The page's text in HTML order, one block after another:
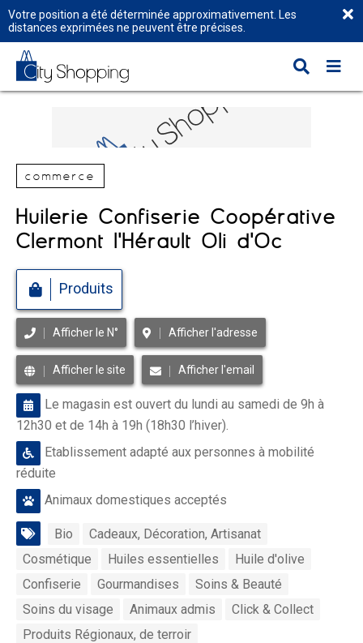
Votre position a été déterminée approximativement. Les
distances exprimées ne peuvent être précises.
commerce
Huilerie Confiserie Coopérative
Clermont l'Hérault Oli d'Oc
Produits
Afficher le N° Afficher l'adresse
Afficher le site Afficher l'email
Le magasin est ouvert du lundi au samedi de 9h à
12h30 et de 14h à 19h (18h30 l’hiver).
Etablissement adapté aux personnes à mobilité
réduite
Animaux domestiques acceptés
Bio
Cadeaux, Décoration, Artisanat
Cosmétique
Huiles essentielles
Huile d'olive
Confiserie
Gourmandises
Soins & Beauté
Soins du visage
Animaux admis
Click & Collect
Produits Régionaux, de terroir